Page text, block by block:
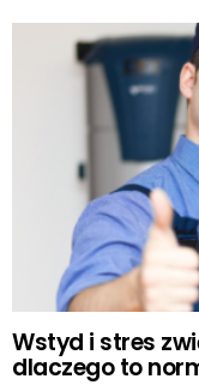
Wstyd i stres
dlaczego to